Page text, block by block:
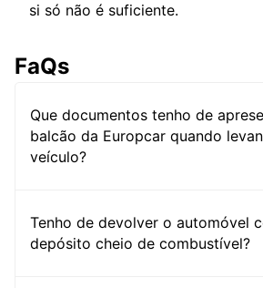
si só não é suficiente.
FaQs
Que documentos tenho de
balcão da Europcar quando
veículo?
Tenho de devolver o automóvel
depósito cheio de combustível?